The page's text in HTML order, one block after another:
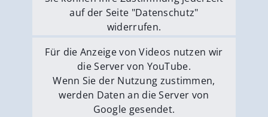
auf der Seite "Datenschutz"
widerrufen.
Externe Medien erlauben
Für die Anzeige von Videos nutzen wir
die Server von YouTube.
Wenn Sie der Nutzung zustimmen,
werden Daten an die Server von
Google gesendet.